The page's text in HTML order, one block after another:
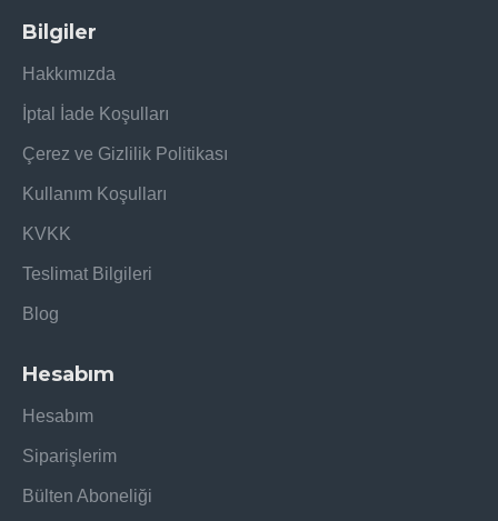
Bilgiler
Hakkımızda
İptal İade Koşulları
Çerez ve Gizlilik Politikası
Kullanım Koşulları
KVKK
Teslimat Bilgileri
Blog
Hesabım
Hesabım
Siparişlerim
Bülten Aboneliği